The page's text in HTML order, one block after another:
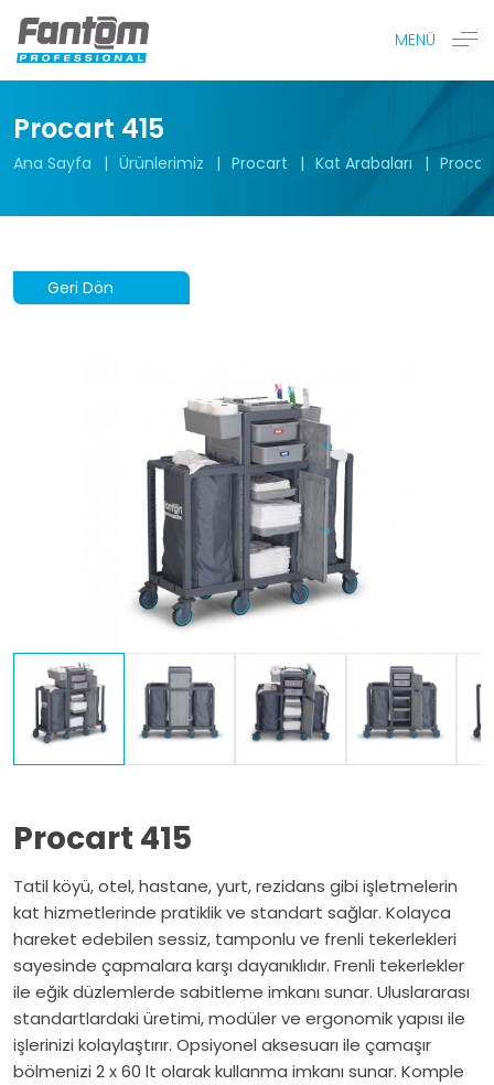
MENÜ
Procart 415
Ana Sayfa Ürünlerimiz Procart Kat Arabaları
Geri Dön
Procart 415
Tatil köyü, otel, hastane, yurt, rezidans gibi işletmelerin
kat hizmetlerinde pratiklik ve standart sağlar. Kolayca
hareket edebilen sessiz, tamponlu ve frenli tekerlekleri
sayesinde çapmalara karşı dayanıklıdır. Frenli tekerlekler
ile eğik düzlemlerde sabitleme imkanı sunar. Uluslararası
standartlardaki üretimi, modüler ve ergonomik yapısı ile
işlerinizi kolaylaştırır. Opsiyonel aksesuarı ile çamaşır
bölmenizi 2 x 60 lt olarak kullanma imkanı sunar. Komple